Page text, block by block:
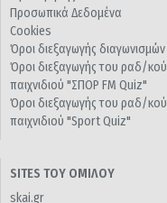
Προσωπικά Δεδομένα
Cookies
Όροι διεξαγωγής διαγωνισμών
Όροι διεξαγωγής του ραδ/κού
παιχνιδιού "ΣΠΟΡ FM Quiz"
Όροι διεξαγωγής του ραδ/κού
παιχνιδιού "Sport Quiz"
SITES ΤΟΥ ΟΜΙΛΟΥ
skai.gr